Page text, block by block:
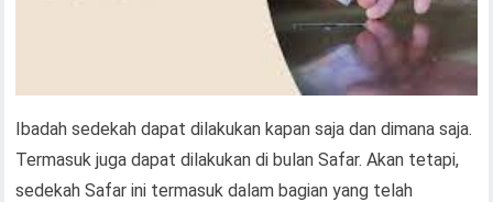
Ibadah sedekah dapat dilakukan kapan saja dan dimana saja.
Termasuk juga dapat dilakukan di bulan Safar. Akan tetapi,
sedekah Safar ini termasuk dalam bagian yang telah